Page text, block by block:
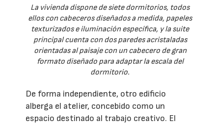
La vivienda dispone de siete dormitorios, todos
ellos con cabeceros diseñados a medida, papeles
texturizados e iluminación específica, y la suite
principal cuenta con dos paredes acristaladas
orientadas al paisaje con un cabecero de gran
formato diseñado para adaptar la escala del
dormitorio.
De forma independiente, otro edificio
alberga el atelier, concebido como un
espacio destinado al trabajo creativo. El